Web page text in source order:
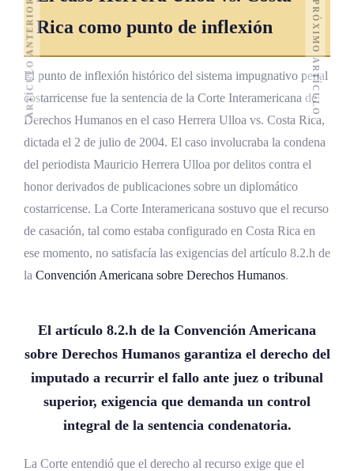
Rica como punto de inflexión
El punto de inflexión histórico del sistema impugnativo penal
costarricense fue la sentencia de la Corte Interamericana de
Derechos Humanos en el caso Herrera Ulloa vs. Costa Rica,
dictada el 2 de julio de 2004. El caso involucraba la condena
del periodista Mauricio Herrera Ulloa por delitos contra el
honor derivados de publicaciones sobre un diplomático
costarricense. La Corte Interamericana sostuvo que el recurso
de casación, tal como estaba configurado en Costa Rica en
ese momento, no satisfacía las exigencias del artículo 8.2.h de
la Convención Americana sobre Derechos Humanos.
El artículo 8.2.h de la Convención Americana
sobre Derechos Humanos garantiza el derecho del
imputado a recurrir el fallo ante juez o tribunal
superior, exigencia que demanda un control
integral de la sentencia condenatoria.
La Corte entendió que el derecho al recurso exige que el
ARTÍCULO ANTERIOR PRÓXIMO ARTÍCULO